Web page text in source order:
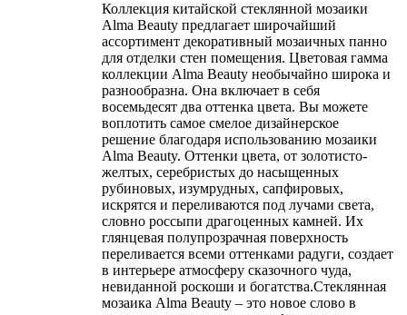
Коллекция китайской стеклянной мозаики
Alma Beauty предлагает широчайший
ассортимент декоративный мозаичных панно
для отделки стен помещения. Цветовая гамма
коллекции Alma Beauty необычайно широка и
разнообразна. Она включает в себя
восемьдесят два оттенка цвета. Вы можете
воплотить самое смелое дизайнерское
решение благодаря использованию мозаики
Alma Beauty. Оттенки цвета, от золотисто-
желтых, серебристых до насыщенных
рубиновых, изумрудных, сапфировых,
искрятся и переливаются под лучами света,
словно россыпи драгоценных камней. Их
глянцевая полупрозрачная поверхность
переливается всеми оттенками радуги, создает
в интерьере атмосферу сказочного чуда,
невиданной роскоши и богатства.Стеклянная
мозаика Alma Beauty – это новое слово в